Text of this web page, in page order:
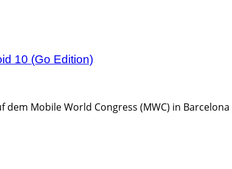
10 (Go Edition)
Mobile World Congress (MWC) in